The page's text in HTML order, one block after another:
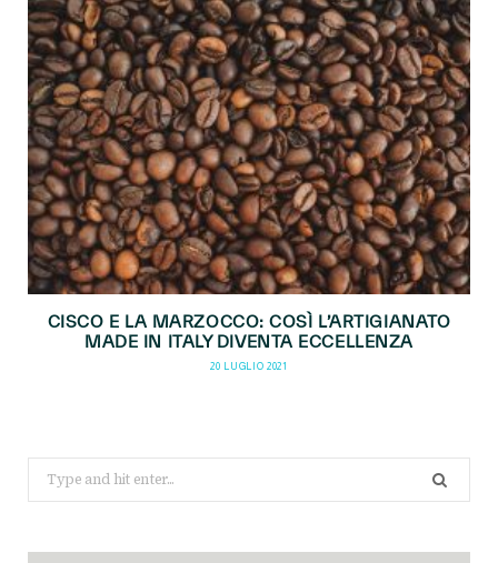
CISCO E LA MARZOCCO: COSÌ L’ARTIGIANATO
MADE IN ITALY DIVENTA ECCELLENZA
20 LUGLIO 2021
Search
for: